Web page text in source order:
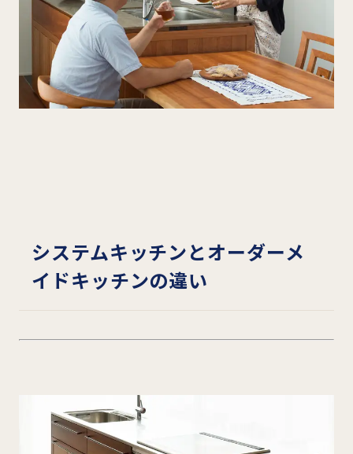
システムキッチンとオーダーメ
イドキッチンの違い